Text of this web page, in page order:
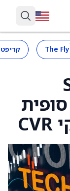
The Fly